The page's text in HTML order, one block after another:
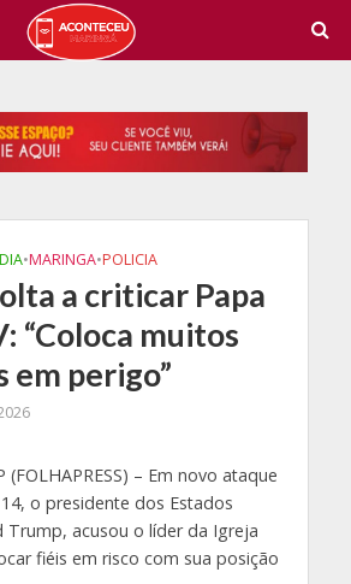
•MARINGA•POLICIA
a criticar Papa
“Coloca muitos
em perigo”
(FOLHAPRESS) – Em novo ataque
o presidente dos Estados
Trump, acusou o líder da Igreja
fiéis em risco com sua posição